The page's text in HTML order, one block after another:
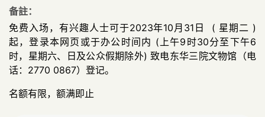
备註：
免费入场，有兴趣人士可于2023年10月31日 ( 星期二 )
起，登录本网页或于办公时间内 (上午9时30分至下午6
时，星期六、日及公众假期除外) 致电东华三院文物馆（电
话：2770 0867）登记。
名额有限，额满即止